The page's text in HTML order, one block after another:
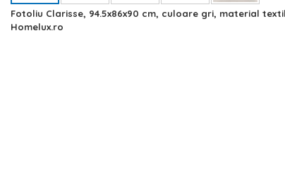
Skip
to
Fotoliu Clarisse, 94.5x86x90 cm, culoare gri, material
Homelux.ro